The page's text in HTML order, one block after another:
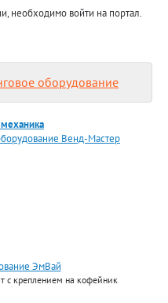
необходимо войти на портал.
оборудование
Венд-Мастер
ЭмВай
с креплением на кофейник